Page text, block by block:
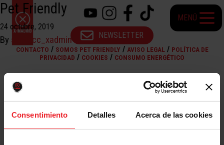
Consentimiento Detalles Acerca de las cookies
MENÚ
Pet Friendly
24 octubre, 2019
By santacc_xadmin NEWSLETTER
CONTACTO / SOMOS PET FRIENDLY / AVISO LEGAL/ POLÍTICA DE
PRIVACIDAD / COOKIES / CONSUMO ENERGÉTICO